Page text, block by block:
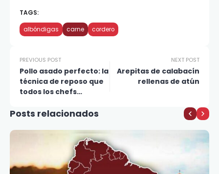
TAGS:
albóndigas carne cordero
PREVIOUS POST
Pollo asado perfecto: la
técnica de reposo que
todos los chefs
NEXT POST
Arepitas de calabacín
rellenas de atún
Posts relacionados